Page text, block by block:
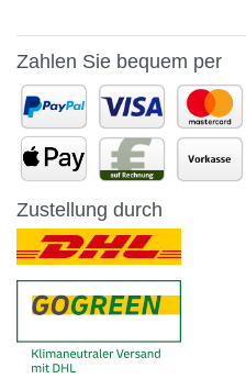
Zahlen Sie bequem per
Zustellung durch